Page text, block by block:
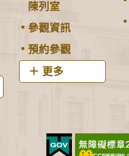
陳列室
參觀資訊
預約參觀
更多